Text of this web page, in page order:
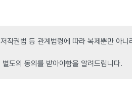
작권법 등 관계법령에 따라 복제뿐만 아
도의 동의를 받아야함을 알려드립니다.